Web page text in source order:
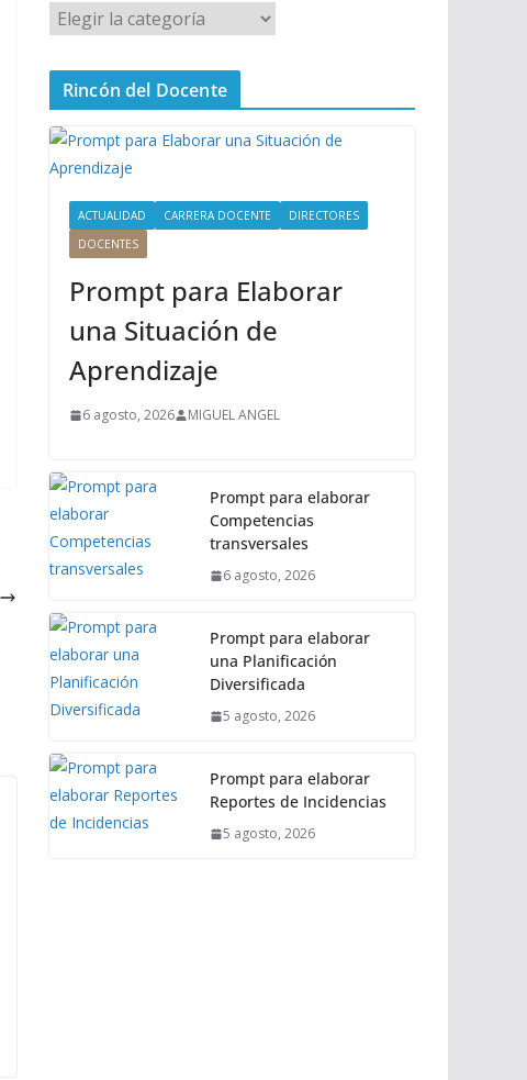
M
e
n
P
i
Rincón del Docente
ACTUALIDAD CARRERA DOCENTE
DIRECTORES
DOCENTES
Prompt para Elaborar
una Situación de
Aprendizaje
6 agosto, 2026 MIGUEL ANGEL
Prompt para elaborar
Competencias
transversales
6 agosto, 2026
Prompt para elaborar
una Planificación
Diversificada
5 agosto, 2026
Prompt para elaborar
Reportes de Incidencias
5 agosto, 2026